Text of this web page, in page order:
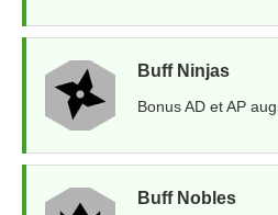
Buff Ninjas
Bonus AD et AP
Buff Nobles